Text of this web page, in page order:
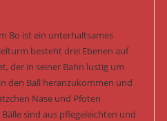
Bo ist ein unterhaltsames
besteht drei Ebenen auf
der in seiner Bahn lustig um
den Ball heranzukommen und
Nase und Pfoten
sind aus pflegeleichten und